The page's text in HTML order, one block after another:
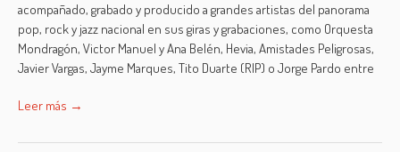
acompañado, grabado y producido a grandes artistas del panorama
pop, rock y jazz nacional en sus giras y grabaciones, como Orquesta
Mondragón, Victor Manuel y Ana Belén, Hevia, Amistades Peligrosas,
Javier Vargas, Jayme Marques, Tito Duarte (RIP) o Jorge Pardo entre
Leer más →